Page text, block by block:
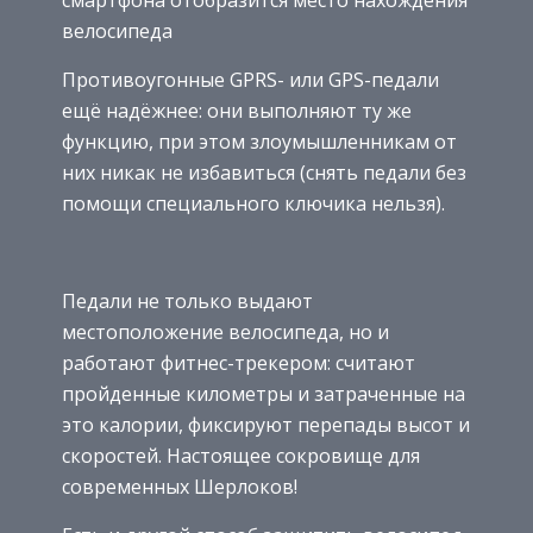
велосипеда
Противоугонные GPRS- или GPS-педали
ещё надёжнее: они выполняют ту же
функцию, при этом злоумышленникам от
них никак не избавиться (снять педали без
помощи специального ключика нельзя).
Педали не только выдают
местоположение велосипеда, но и
работают фитнес-трекером: считают
пройденные километры и затраченные на
это калории, фиксируют перепады высот и
скоростей. Настоящее сокровище для
современных Шерлоков!